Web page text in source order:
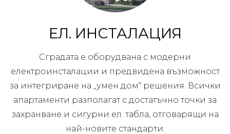
ЕЛ. ИНСТАЛАЦИЯ
Сградата е оборудвана с модерни
електроинсталации и предвидена възможност
за интегриране на „умен дом“ решения. Всички
апартаменти разполагат с достатъчно точки за
захранване и сигурни ел. табла, отговарящи на
най-новите стандарти.